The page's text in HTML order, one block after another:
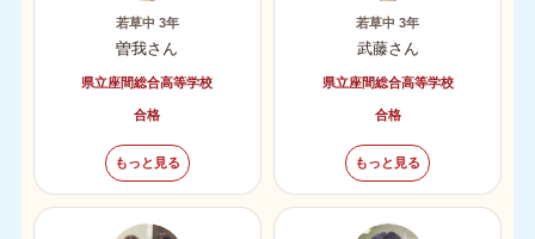
若草中 3年
曽我さん
県立座間総合高等学校
合格
もっと見る
若草中 3年
武藤さん
県立座間総合高等学校
合格
もっと見る